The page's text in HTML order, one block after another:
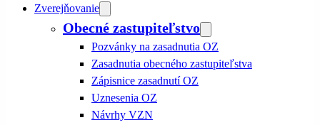
Zverejňovanie
Obecné zastupiteľstvo
Pozvánky na zasadnutia OZ
Zasadnutia obecného zastupiteľstva
Zápisnice zasadnutí OZ
Uznesenia OZ
Návrhy VZN